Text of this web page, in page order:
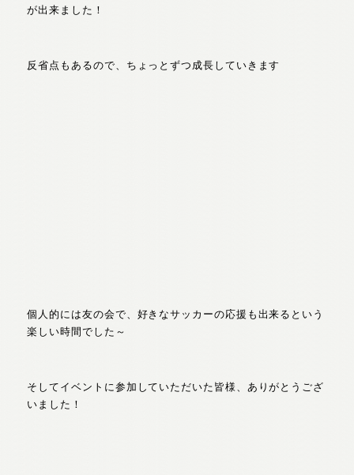
が出来ました！
反省点もあるので、ちょっとずつ成長していきます
個人的には友の会で、好きなサッカーの応援も出来るという
楽しい時間でした～
そしてイベントに参加していただいた皆様、ありがとうござ
いました！